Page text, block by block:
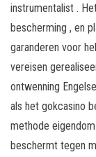
instrumentalist .
bescherming , en
garanderen voor
vereisen
ontwenning
als het gokcasino
methode
beschermt tegen